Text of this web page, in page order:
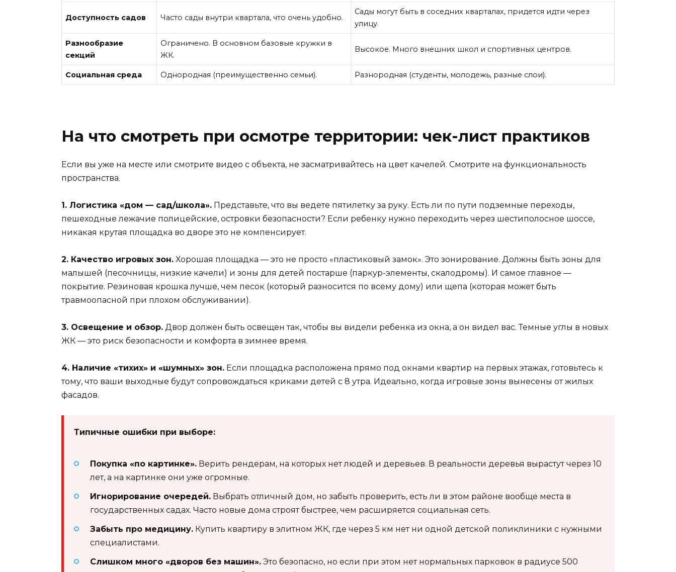
Доступность садов Часто сады внутри квартала, что очень удобно.
Сады могут быть в соседних кварталах, придется идти через
улицу.
Разнообразие
секций
Ограничено. В основном базовые кружки в
ЖК.
Высокое. Много внешних школ и спортивных центров.
Социальная среда Однородная (преимущественно семьи). Разнородная (студенты, молодежь, разные слои).
На что смотреть при осмотре территории: чек-лист практиков
Если вы уже на месте или смотрите видео с объекта, не засматривайтесь на цвет качелей. Смотрите на функциональность
пространства.
1. Логистика «дом — сад/школа». Представьте, что вы ведете пятилетку за руку. Есть ли по пути подземные переходы,
пешеходные лежачие полицейские, островки безопасности? Если ребенку нужно переходить через шестиполосное шоссе,
никакая крутая площадка во дворе это не компенсирует.
2. Качество игровых зон. Хорошая площадка — это не просто «пластиковый замок». Это зонирование. Должны быть зоны для
малышей (песочницы, низкие качели) и зоны для детей постарше (паркур-элементы, скалодромы). И самое главное —
покрытие. Резиновая крошка лучше, чем песок (который разносится по всему дому) или щепа (которая может быть
травмоопасной при плохом обслуживании).
3. Освещение и обзор. Двор должен быть освещен так, чтобы вы видели ребенка из окна, а он видел вас. Темные углы в новых
ЖК — это риск безопасности и комфорта в зимнее время.
4. Наличие «тихих» и «шумных» зон. Если площадка расположена прямо под окнами квартир на первых этажах, готовьтесь к
тому, что ваши выходные будут сопровождаться криками детей с 8 утра. Идеально, когда игровые зоны вынесены от жилых
фасадов.
Типичные ошибки при выборе:
Покупка «по картинке». Верить рендерам, на которых нет людей и деревьев. В реальности деревья вырастут через 10
лет, а на картинке они уже огромные.
Игнорирование очередей. Выбрать отличный дом, но забыть проверить, есть ли в этом районе вообще места в
государственных садах. Часто новые дома строят быстрее, чем расширяется социальная сеть.
Забыть про медицину. Купить квартиру в элитном ЖК, где через 5 км нет ни одной детской поликлиники с нужными
специалистами.
Слишком много «дворов без машин». Это безопасно, но если при этом нет нормальных парковок в радиусе 500